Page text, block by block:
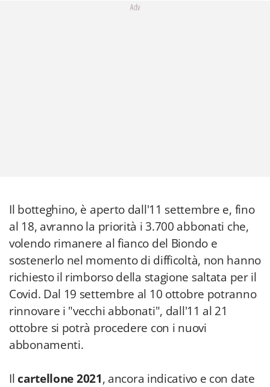
Adv
Il botteghino, è aperto dall'11 settembre e, fino
al 18, avranno la priorità i 3.700 abbonati che,
volendo rimanere al fianco del Biondo e
sostenerlo nel momento di difficoltà, non hanno
richiesto il rimborso della stagione saltata per il
Covid. Dal 19 settembre al 10 ottobre potranno
rinnovare i "vecchi abbonati", dall'11 al 21
ottobre si potrà procedere con i nuovi
abbonamenti.
Il cartellone 2021, ancora indicativo e con date